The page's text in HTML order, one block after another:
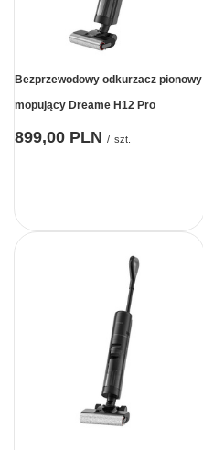
Bezprzewodowy odkurzacz pionowy
mopujący Dreame H12 Pro
899,00 PLN / szt.